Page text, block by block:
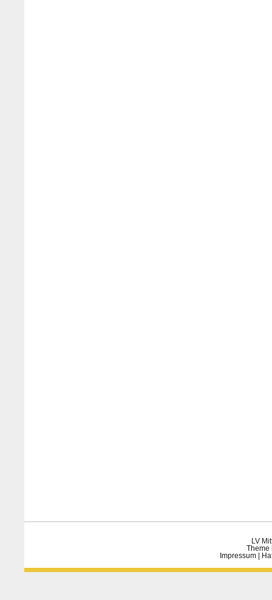
LV
Theme
Impressum